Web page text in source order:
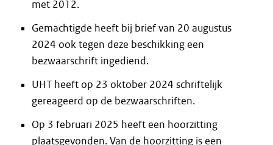
met 2012.
Gemachtigde heeft bij brief van 20 augustus
2024 ook tegen deze beschikking een
bezwaarschrift ingediend.
UHT heeft op 23 oktober 2024 schriftelijk
gereageerd op de bezwaarschriften.
Op 3 februari 2025 heeft een hoorzitting
plaatsgevonden. Van de hoorzitting is een